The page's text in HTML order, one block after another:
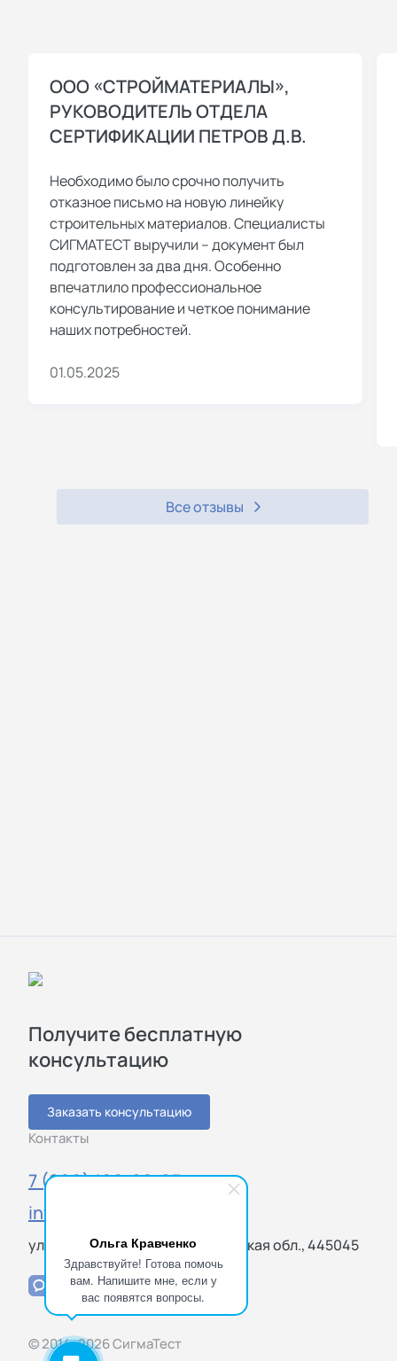
Ольга Кравченко
Здравствуйте! Готова помочь
вам. Напишите мне, если у
вас появятся вопросы.
ООО «СТРОЙМАТЕРИАЛЫ»,
РУКОВОДИТЕЛЬ ОТДЕЛА
СЕРТИФИКАЦИИ ПЕТРОВ Д.В.
Необходимо было срочно получить
отказное письмо на новую линейку
строительных материалов. Специалисты
СИГМАТЕСТ выручили – документ был
подготовлен за два дня. Особенно
впечатлило профессиональное
консультирование и четкое понимание
наших потребностей.
01.05.2025
Все отзывы
Получите бесплатную
консультацию
Заказать консультацию
Контакты
7 (800) 100-20-85
info@sigmatest.ru
ул. Громовой, Тольятти, Самарская обл., 445045
© 2014–2026 СигмаТест